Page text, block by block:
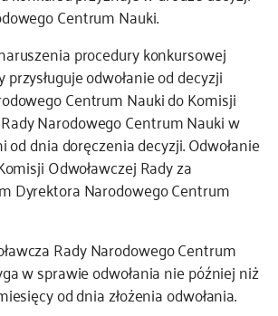
Centrum Nauki.
procedury konkursowej
odwołanie od decyzji
Centrum Nauki do Komisji
Narodowego Centrum Nauki w
od dnia doręczenia decyzji. Odwołanie
Odwoławczej Rady za
Dyrektora Narodowego Centrum
Rady Narodowego Centrum
w sprawie odwołania nie później niż
od dnia złożenia odwołania.